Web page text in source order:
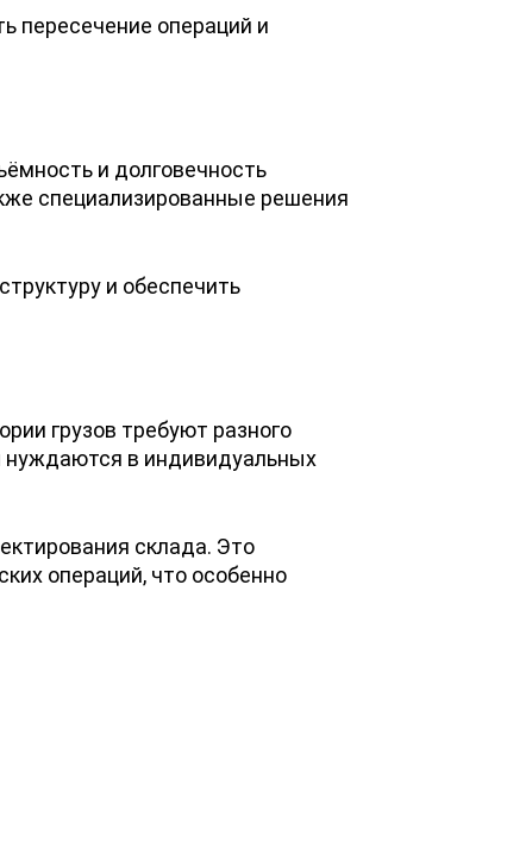
пересечение операций и
и долговечность
специализированные решения
и обеспечить
грузов требуют разного
нуждаются в индивидуальных
склада. Это
операций, что особенно